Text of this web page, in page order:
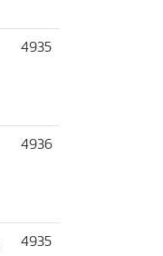
4935
4936
4935